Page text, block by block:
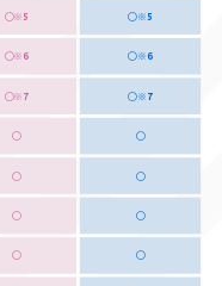
◯※5 ◯※5
◯※6 ◯※6
◯※7 ◯※7
◯ ◯
◯ ◯
◯ ◯
◯ ◯